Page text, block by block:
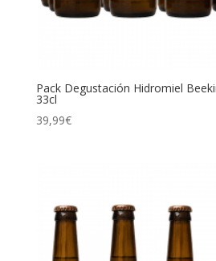
Pack Degustación Hidromiel
33cl
39,99€